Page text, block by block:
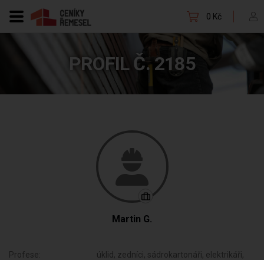
0 Kč
PROFIL Č. 2185
Martin G.
Profese:
úklid, zedníci, sádrokartonáři, elektrikáři,